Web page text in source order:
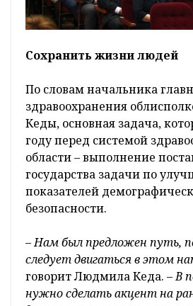
Сохранить жизни людей
По словам начальника
здравоохранения
Кеды, основная задача,
году перед системой
области – выполнение
государства задачи по
показателей
безопасности.
–Нам был предложен путь,
следует двигаться в этом
говорит Людмила Кеда. –В
нужно сделать акцент на